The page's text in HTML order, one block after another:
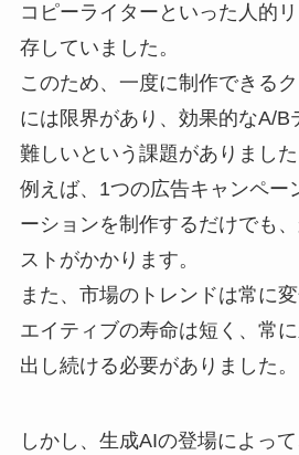
コピーライターといった人的
存していました。
このため、一度に制作できる
には限界があり、効果的なA/B
難しいという課題がありました
例えば、1つの広告キャンペー
ーションを制作するだけでも
ストがかかります。
また、市場のトレンドは常に
エイティブの寿命は短く、常
出し続ける必要がありました。
しかし、生成AIの登場によっ